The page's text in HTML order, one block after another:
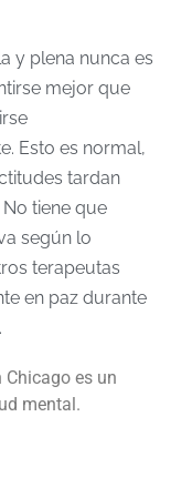
y plena nunca es
mejor que
Esto es normal,
tardan
tiene que
según lo
terapeutas
en paz durante
es un
mental.